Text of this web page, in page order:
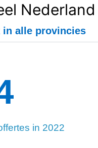
Nederland
alle provincies
in 2022